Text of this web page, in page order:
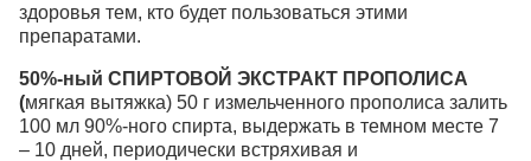
здоровья тем, кто будет пользоваться этими
препаратами.
50%-ный СПИРТОВОЙ ЭКСТРАКТ ПРОПОЛИСА
(мягкая вытяжка) 50 г измельченного прополиса залить
100 мл 90%-ного спирта, выдержать в темном месте 7
– 10 дней, периодически встряхивая и